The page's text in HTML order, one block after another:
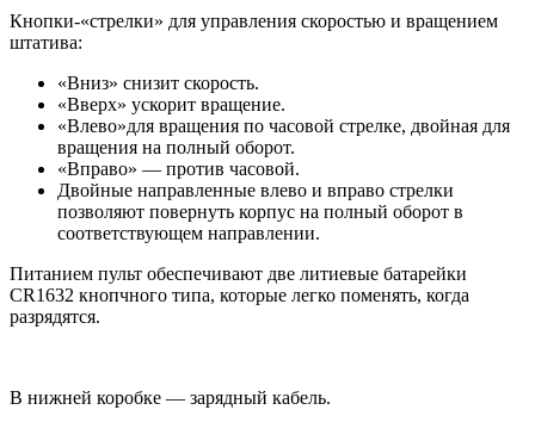
Кнопки-«стрелки» для управления скоростью и вращением
штатива:
«Вниз» снизит скорость.
«Вверх» ускорит вращение.
«Влево»для вращения по часовой стрелке, двойная для
вращения на полный оборот.
«Вправо» — против часовой.
Двойные направленные влево и вправо стрелки
позволяют повернуть корпус на полный оборот в
соответствующем направлении.
Питанием пульт обеспечивают две литиевые батарейки
CR1632 кнопчного типа, которые легко поменять, когда
разрядятся.
В нижней коробке — зарядный кабель.